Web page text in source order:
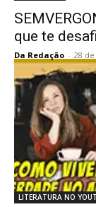
que te
Da Redação - 28
LITERATURA NO